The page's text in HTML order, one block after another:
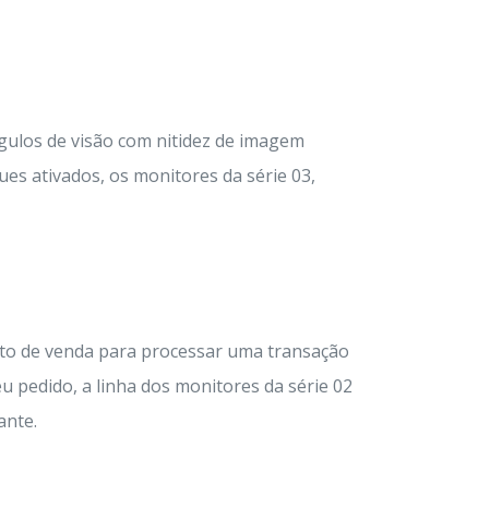
de visão com nitidez de imagem
ativados, os monitores da série 03,
de venda para processar uma transação
pedido, a linha dos monitores da série 02